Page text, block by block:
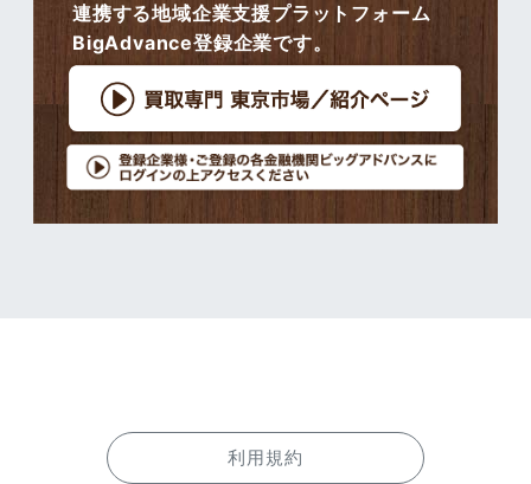
連携する地域企業支援プラットフォーム
BigAdvance登録企業です。
利用規約